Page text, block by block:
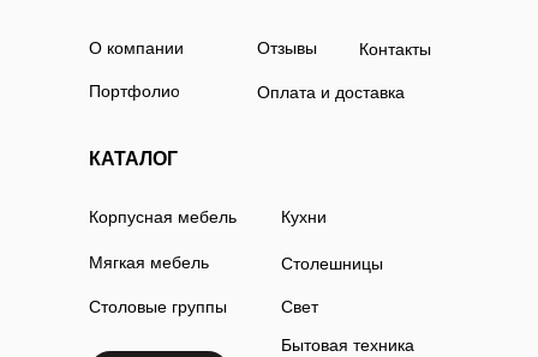
О компании
КАТАЛОГ
Портфолио
Контакты
Отзывы
Корпусная мебель
Оплата и доставка
Мягкая мебель
Столовые группы
Кухни
Столешницы
Свет
Бытовая техника